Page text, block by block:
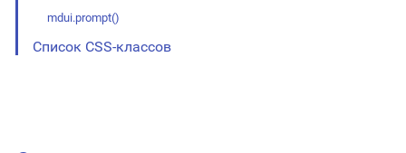
mdui.prompt()
Список CSS-классов